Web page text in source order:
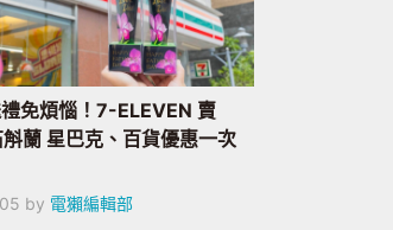
免煩惱！7-ELEVEN 賣
蘭 星巴克、百貨優惠一次
by 電獺編輯部